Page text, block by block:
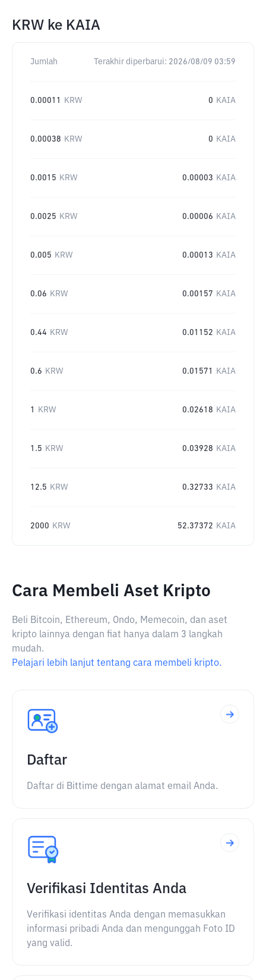
KRW ke KAIA
Jumlah Terakhir diperbarui: 2026/08/09 03:59
0.00011 KRW 0 KAIA
0.00038 KRW 0 KAIA
0.0015 KRW 0.00003 KAIA
0.0025 KRW 0.00006 KAIA
0.005 KRW 0.00013 KAIA
0.06 KRW 0.00157 KAIA
0.44 KRW 0.01152 KAIA
0.6 KRW 0.01571 KAIA
1 KRW 0.02618 KAIA
1.5 KRW 0.03928 KAIA
12.5 KRW 0.32733 KAIA
2000 KRW 52.37372 KAIA
Cara Membeli Aset Kripto
Beli Bitcoin, Ethereum, Ondo, Memecoin, dan aset
kripto lainnya dengan fiat hanya dalam 3 langkah
mudah.
Pelajari lebih lanjut tentang cara membeli kripto.
Daftar
Daftar di Bittime dengan alamat email Anda.
Verifikasi Identitas Anda
Verifikasi identitas Anda dengan memasukkan
informasi pribadi Anda dan mengunggah Foto ID
yang valid.